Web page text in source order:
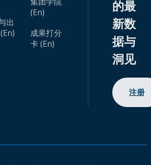
出
(En)
成果打分
卡 (En)
的最
新数
据与
洞见
注册